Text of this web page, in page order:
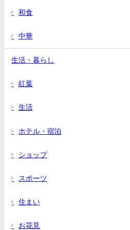
和食
中華
生活・暮らし
紅葉
生活
ホテル・宿泊
ショップ
スポーツ
住まい
お花見